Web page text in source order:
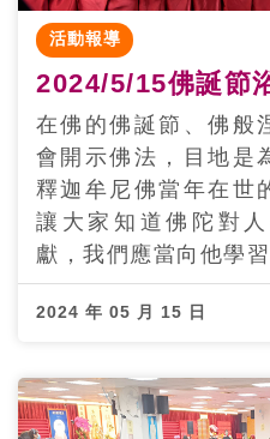
活動報導
2024/5/15佛誕節
在佛的佛誕節、佛般
會開示佛法，目地是
釋迦牟尼佛當年在世
讓大家知道佛陀對
獻，我們應當向他學習
2024 年 05 月 15 日